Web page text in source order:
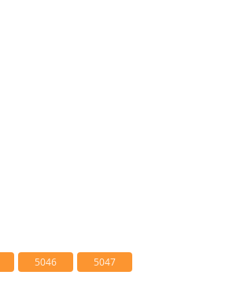
5046
5047